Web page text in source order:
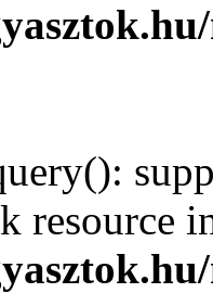
resource